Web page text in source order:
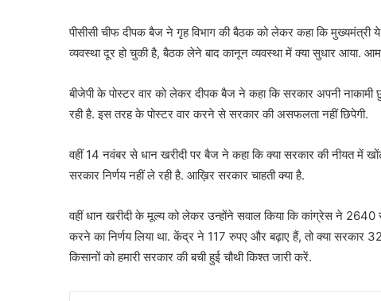
पीसीसी चीफ दीपक बैज ने गृह विभाग की बैठक को लेकर कहा कि
व्यवस्था दूर हो चुकी है, बैठक लेने बाद कानून व्यवस्था में क्या सुधार आया.
बीजेपी के पोस्टर वार को लेकर दीपक बैज ने कहा कि सरकार अपनी
रही है. इस तरह के पोस्टर वार करने से सरकार की असफलता नहीं छिपेगी.
वहीं 14 नवंबर से धान खरीदी पर बैज ने कहा कि क्या सरकार की नीयत
सरकार निर्णय नहीं ले रही है. आख़िर सरकार चाहती क्या है.
वहीं धान खरीदी के मूल्य को लेकर उन्होंने सवाल किया कि कांग्रेस ने
करने का निर्णय लिया था. केंद्र ने 117 रुपए और बढ़ाए हैं, तो क्या सरकार
किसानों को हमारी सरकार की बची हुई चौथी किश्त जारी करें.